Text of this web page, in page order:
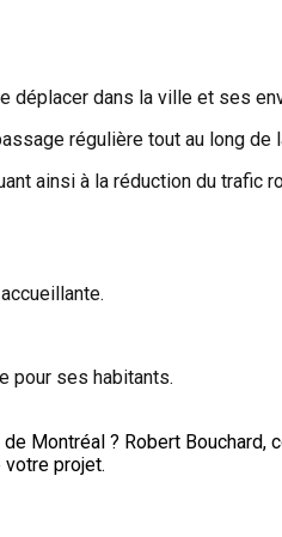
déplacer dans la ville et ses
régulière tout au long de
ainsi à la réduction du trafic
pour ses habitants.
Montréal ? Robert
projet.